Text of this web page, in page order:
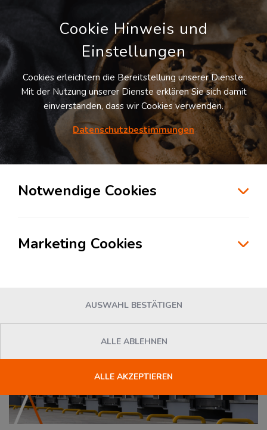
Suche
professionellen Andocktoren
Cookie Hinweis und
Einstellungen
Cookies erleichtern die Bereitstellung unserer Dienste.
Mit der Nutzung unserer Dienste erklären Sie sich damit
einverstanden, dass wir Cookies verwenden.
Datenschutzbestimmungen
Notwendige Cookies
Marketing Cookies
AUSWAHL BESTÄTIGEN
ALLE ABLEHNEN
ALLE AKZEPTIEREN